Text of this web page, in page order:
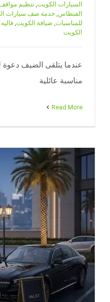
السيارات الكويت,تنظيم
الفنطاس, خدمة صف سيارات
للمناسبات, ضيافة الكويت,
الكويت
عندما يتلقى الضيف
مناسبة عائلية
Read More